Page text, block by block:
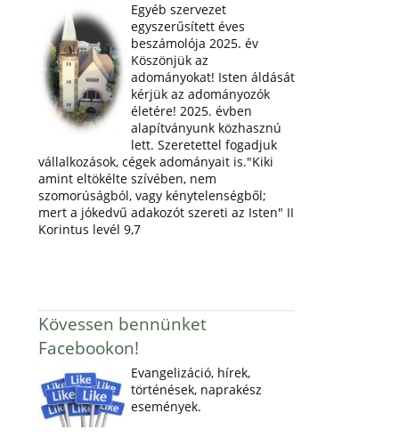
Egyéb szervezet
egyszerűsített éves
beszámolója 2025. év
Köszönjük az
adományokat! Isten áldását
kérjük az adományozók
életére! 2025. évben
alapítványunk közhasznú
lett. Szeretettel fogadjuk
vállalkozások, cégek adományait is."Kiki
amint eltökélte szívében, nem
szomorúságból, vagy kénytelenségből;
mert a jókedvű adakozót szereti az Isten" II
Korintus levél 9,7
Kövessen bennünket
Facebookon!
Evangelizáció, hírek,
történések, naprakész
események.